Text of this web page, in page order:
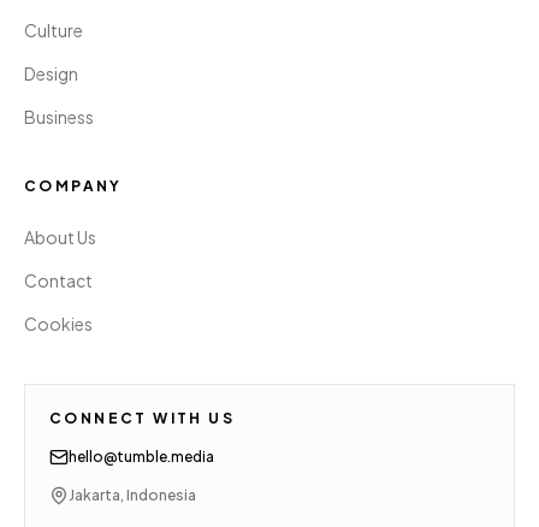
Culture
Design
Business
COMPANY
About Us
Contact
Cookies
CONNECT WITH US
hello@tumble.media
Jakarta, Indonesia